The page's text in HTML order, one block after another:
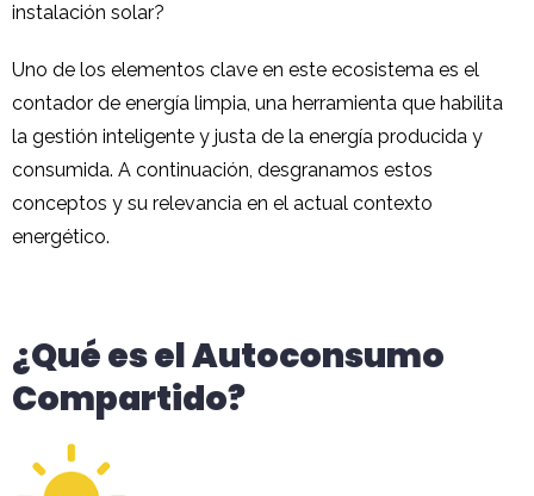
instalación solar?
Uno de los elementos clave en este ecosistema es el
contador de energía limpia, una herramienta que habilita
la gestión inteligente y justa de la energía producida y
consumida. A continuación, desgranamos estos
conceptos y su relevancia en el actual contexto
energético.
¿Qué es el Autoconsumo
Compartido?